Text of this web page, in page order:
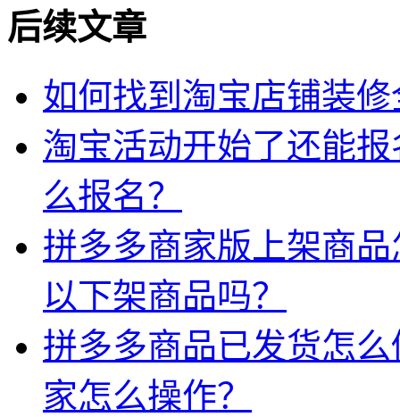
后续文章
如何找到淘宝店铺装
淘宝活动开始了还能
么报名？
拼多多商家版上架商
以下架商品吗？
拼多多商品已发货怎
家怎么操作？